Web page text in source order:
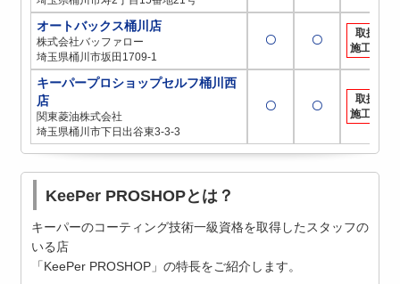
オートバックス桶川店
株式会社バッファロー
埼玉県桶川市坂田1709-1
〇 〇
取扱
施工店
キーパープロショップセルフ桶川西
店
関東菱油株式会社
埼玉県桶川市下日出谷東3-3-3
〇 〇
取扱
施工店
KeePer PROSHOPとは？
キーパーのコーティング技術一級資格を取得したスタッフの
いる店
「KeePer PROSHOP」の特長をご紹介します。